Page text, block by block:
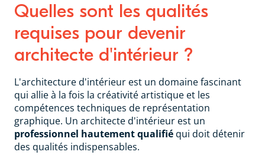
Quelles sont les qualités
requises pour devenir
architecte d'intérieur ?
L'architecture d'intérieur est un domaine fascinant
qui allie à la fois la créativité artistique et les
compétences techniques de représentation
graphique. Un architecte d'intérieur est un
professionnel hautement qualifié qui doit détenir
des qualités indispensables.